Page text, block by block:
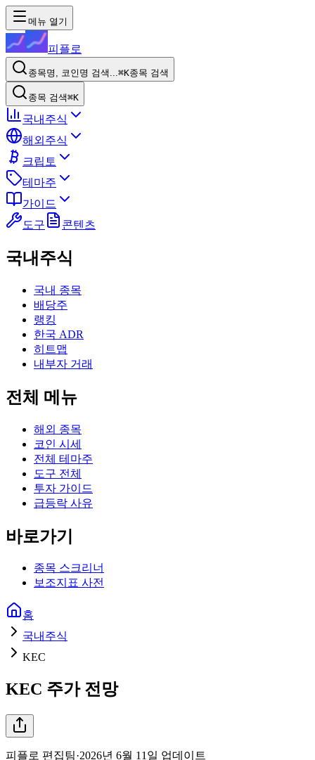
메뉴 열기
피플로
종목명, 코인명 검색...⌘K종목 검색
종목 검색⌘K
국내주식
해외주식
크립토
테마주
가이드
도구
콘텐츠
국내주식
국내 종목
배당주
랭킹
한국 ADR
히트맵
내부자 거래
전체 메뉴
해외 종목
코인 시세
전체 테마주
도구 전체
투자 가이드
급등락 사유
바로가기
종목 스크리너
보조지표 사전
홈
국내주식
KEC
KEC 주가 전망
피플로 편집팀·2026년 6월 11일 업데이트